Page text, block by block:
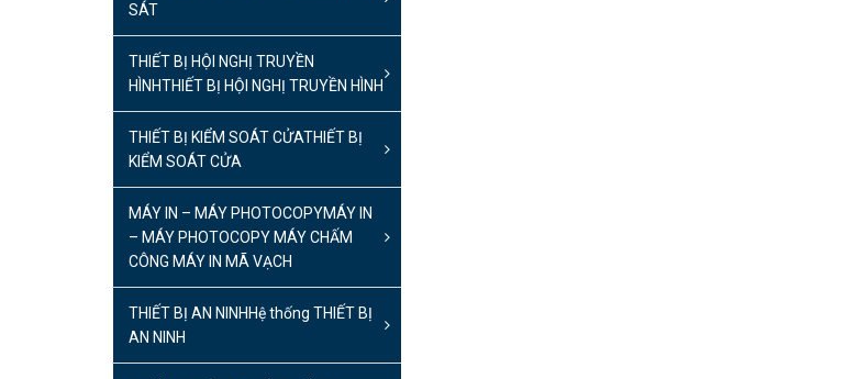
SÁT
THIẾT BỊ HỘI NGHỊ TRUYỀN
HÌNHTHIẾT BỊ HỘI NGHỊ TRUYỀN HÌNH
THIẾT BỊ KIỂM SOÁT CỬATHIẾT BỊ
KIỂM SOÁT CỬA
MÁY IN – MÁY PHOTOCOPYMÁY IN
– MÁY PHOTOCOPY MÁY CHẤM
CÔNG MÁY IN MÃ VẠCH
THIẾT BỊ AN NINH Hệ thống THIẾT BỊ
AN NINH